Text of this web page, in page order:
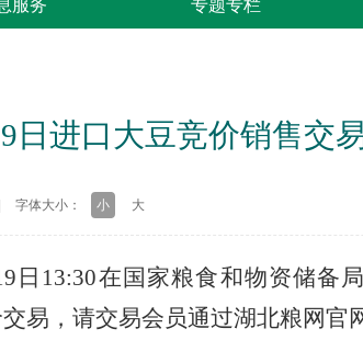
服务 专题专栏
日进口大豆竞价销售交
字体大小： 小 大
日13:30在国家粮食和物资储备
易，请交易会员通过湖北粮网官